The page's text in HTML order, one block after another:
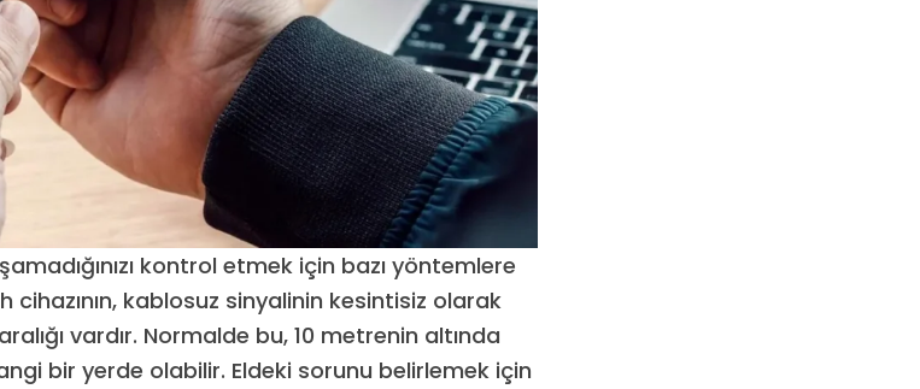
kontrol etmek için bazı yöntemlere
kablosuz sinyalinin kesintisiz olarak
vardır. Normalde bu, 10 metrenin altında
bir yerde olabilir. Eldeki sorunu belirlemek için